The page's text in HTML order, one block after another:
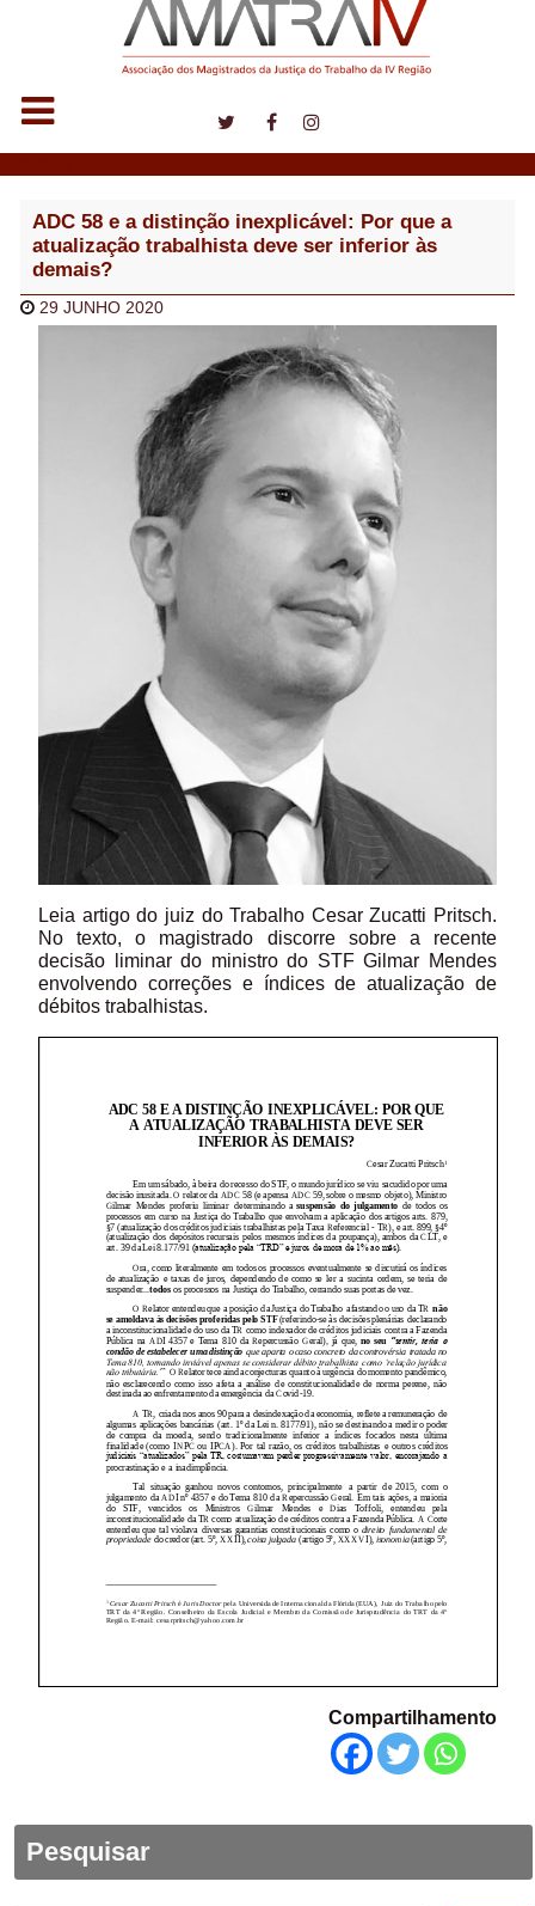
ADC 58 e a distinção inexplicável: Por que a
atualização trabalhista deve ser inferior às
demais?
29 JUNHO 2020
Leia artigo do juiz do Trabalho Cesar Zucatti Pritsch.
No texto, o magistrado discorre sobre a recente
decisão liminar do ministro do STF Gilmar Mendes
envolvendo correções e índices de atualização de
débitos trabalhistas.
Compartilhamento
Pesquisar